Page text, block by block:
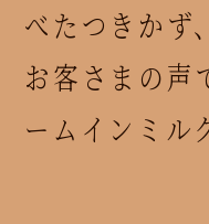
べたつきかず
お客さまの声
ームインミル